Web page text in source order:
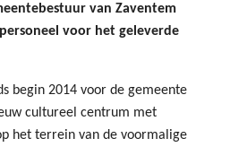
van Zaventem
voor het geleverde
begin 2014 voor de gemeente
cultureel centrum met
het terrein van de voormalige